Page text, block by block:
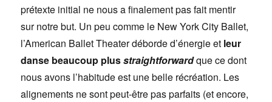
prétexte initial ne nous a finalement pas fait mentir
sur notre but. Un peu comme le New York City Ballet,
l’American Ballet Theater déborde d’énergie et leur
danse beaucoup plusstraightforwardque ce dont
nous avons l’habitude est une belle récréation. Les
alignements ne sont peut-être pas parfaits (et encore,